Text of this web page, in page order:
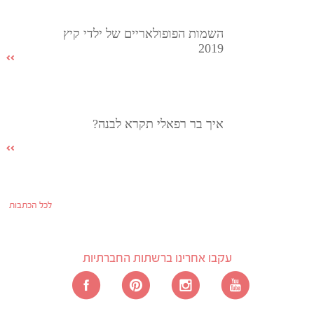
השמות הפופולאריים של ילדי קיץ
2019
איך בר רפאלי תקרא לבנה?
לכל הכתבות
עקבו אחרינו ברשתות החברתיות